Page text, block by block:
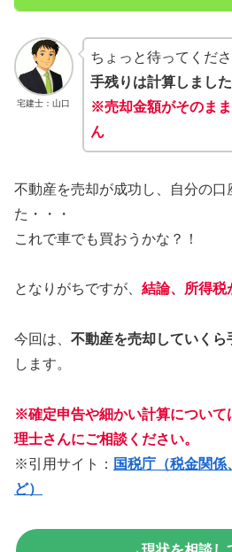
宅建士：山口
ちょっと待ってくださ
手残りは計算しまし
※売却金額がそのま
ん
不動産を売却が成功し、自分の口
た・・・
これで車でも買おうかな？！
となりがちですが、 結論、所得税
今回は、 不動産を売却していくら
します。
※確定申告や細かい計算について
理士さんにご相談ください。
※引用サイト： 国税庁（税金関
ど）